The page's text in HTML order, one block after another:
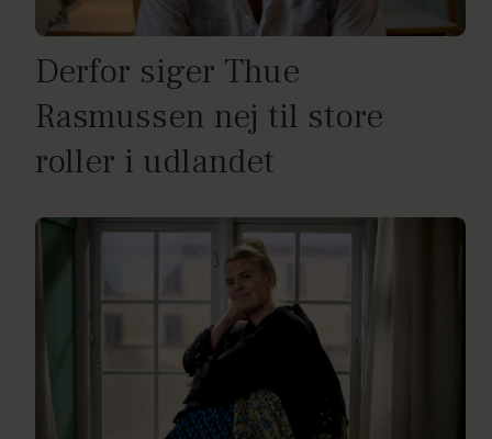
Derfor siger Thue
Rasmussen nej til store
roller i udlandet